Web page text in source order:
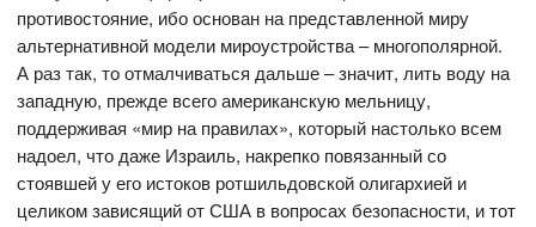
противостояние, ибо основан на представленной миру
альтернативной модели мироустройства – многополярной.
А раз так, то отмалчиваться дальше – значит, лить воду на
западную, прежде всего американскую мельницу,
поддерживая «мир на правилах», который настолько всем
надоел, что даже Израиль, накрепко повязанный со
стоявшей у его истоков ротшильдовской олигархией и
целиком зависящий от США в вопросах безопасности, и тот